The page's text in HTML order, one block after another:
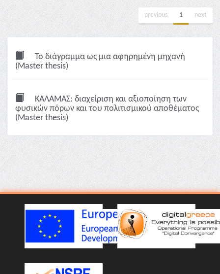
previous 1 next
Το διάγραμμα ως μια αφηρημένη μηχανή
(Master thesis)
ΚΑΛΑΜΑΣ: διαχείριση και αξιοποίηση των
φυσικών πόρων και του πολιτισμικού αποθέματος
(Master thesis)